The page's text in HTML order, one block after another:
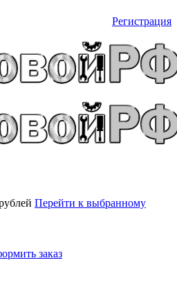
Регистрация
Перейти к выбранному
заказ